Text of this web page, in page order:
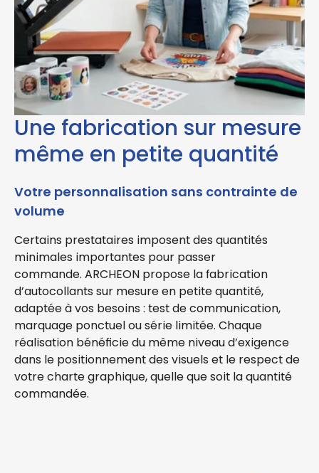
Une fabrication sur mesure
même en petite quantité
Votre personnalisation sans contrainte de
volume
Certains prestataires imposent des quantités
minimales importantes pour passer
commande. ARCHEON propose lafabrication
d’autocollants sur mesure en petite quantité,
adaptée à vos besoins : test de communication,
marquage ponctuel ou série limitée. Chaque
réalisation bénéficie du même niveau d’exigence
dans le positionnement des visuels et le respect de
votre charte graphique, quelle que soit la quantité
commandée.